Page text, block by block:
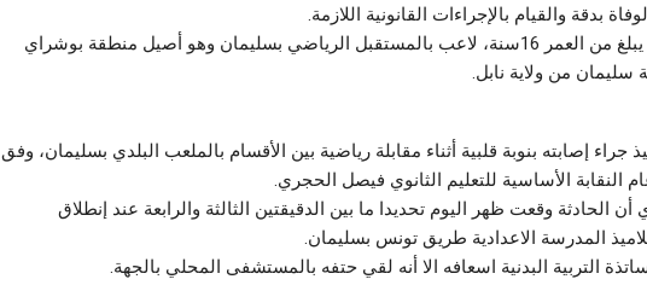
بدقة والقيام بالإجراءات القانونية اللازمة.
يذكر أن الهالك يبلغ من العمر 16سنة، لاعب بالمستقبل الرياضي بسليمان وهو أصيل منطقة بوشراي
سليمان من ولاية نابل.
جراء إصابته بنوبة قلبية أثناء مقابلة رياضية بين الأقسام بالملعب البلدي بسليمان، وفق
النقابة الأساسية للتعليم الثانوي فيصل الحجري.
الحادثة وقعت ظهر اليوم تحديدا ما بين الدقيقتين الثالثة والرابعة عند إنطلاق
المدرسة الاعدادية طريق تونس بسليمان.
التربية البدنية اسعافه الا أنه لقي حتفه بالمستشفى المحلي بالجهة.